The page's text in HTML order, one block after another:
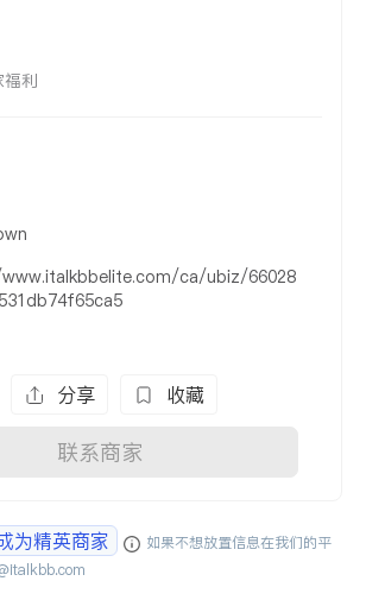
案
利
ca/ubiz/66028
分享 收藏
联系商家
为精英商家
如果不想放置信息在我们的平